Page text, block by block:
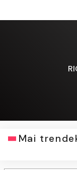
Mai